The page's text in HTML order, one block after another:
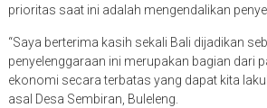
prioritas saat ini adalah mengendalikan
“Saya berterima kasih sekali Bali dijadikan
penyelenggaraan ini merupakan bagian dari
ekonomi secara terbatas yang dapat kita
asal Desa Sembiran, Buleleng.